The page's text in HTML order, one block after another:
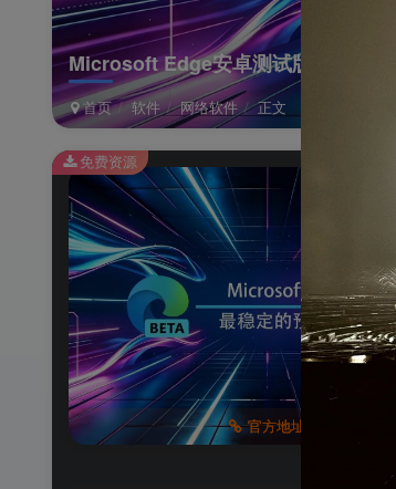
Microsoft Edge安卓测试版
首页 软件 网络软件 正文
官方地址
免费资源